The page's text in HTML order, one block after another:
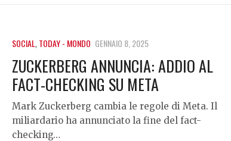
SOCIAL,TODAY - MONDO GENNAIO 8, 2025
ZUCKERBERG ANNUNCIA: ADDIO AL
FACT-CHECKING SU META
Mark Zuckerberg cambia le regole di Meta. Il
miliardario ha annunciato la fine del fact-
checking…